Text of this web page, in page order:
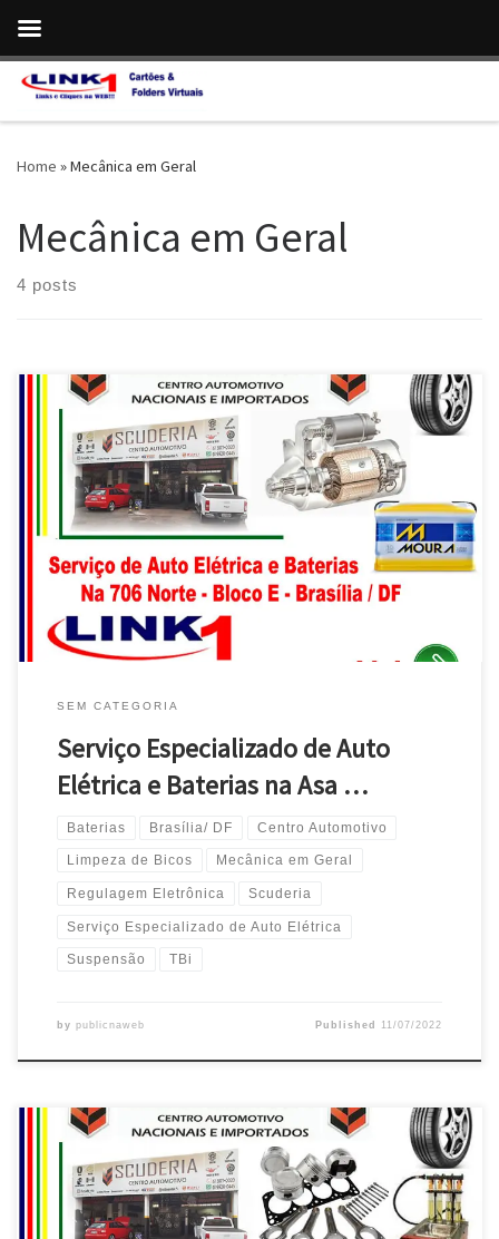
Skip to content
Home »Mecânica em Geral
Mecânica em Geral
4 posts
Na Scuderia , Serviço de Auto Elétrica e Baterias na Asa Norte –
Brasília/DF VW, Auto Elétrica, Alternador , Painel de Instrumentos e
Baterias – Brasília/DF Fiat , Parte Elétrica, Alternador e Chave de
Seta na Asa Norte – Brasília/DF Ford , Auto Elétrica, Alternador e
Painel de Instrumentos – […]
SEM CATEGORIA
Serviço Especializado de Auto
Elétrica e Baterias na Asa …
Baterias Brasília/ DF Centro Automotivo
Limpeza de Bicos Mecânica em Geral
Regulagem Eletrônica Scuderia
Serviço Especializado de Auto Elétrica
Suspensão TBi
by publicnaweb Published 11/07/2022
Na Scuderia, Mecânica em Geral e Regulagem Eletrônica –
Brasília / DF Fiat , Mecânica em Geral , Suspensão e Regulagem